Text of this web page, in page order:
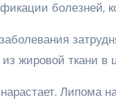
болезней,
жировой ткани в
Липома